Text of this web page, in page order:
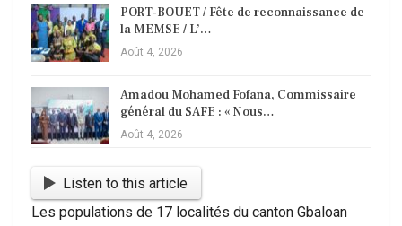
PORT-BOUET / Fête de reconnaissance de
la MEMSE / L’…
Août 4, 2026
Amadou Mohamed Fofana, Commissaire
général du SAFE : « Nous…
Août 4, 2026
Listen to this article
Les populations de 17 localités du canton Gbaloan